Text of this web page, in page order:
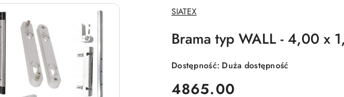
NAZWA
PRODUCENTA:
SIATEX
Brama typ WALL - 4,00 x
Dostępność: Duża dostępność
cena:
4865.00